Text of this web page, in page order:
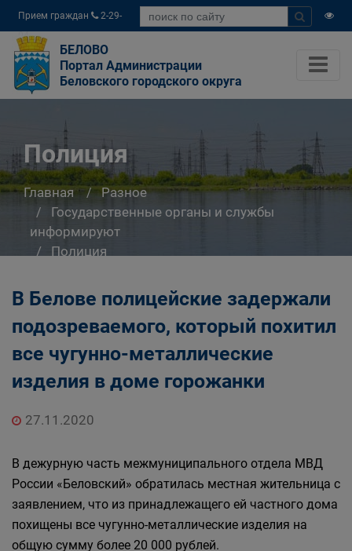
Прием граждан
2-29-
04
БЕЛОВО
Портал Администрации
Беловского городского округа
Полиция
Главная
Разное
Государственные органы и службы
информируют
Полиция
В Белове полицейские задержали
подозреваемого, который похитил
все чугунно-металлические
изделия в доме горожанки
27.11.2020
В дежурную часть межмуниципального отдела МВД
России «Беловский» обратилась местная жительница с
заявлением, что из принадлежащего ей частного дома
похищены все чугунно-металлические изделия на
общую сумму более 20 000 рублей.